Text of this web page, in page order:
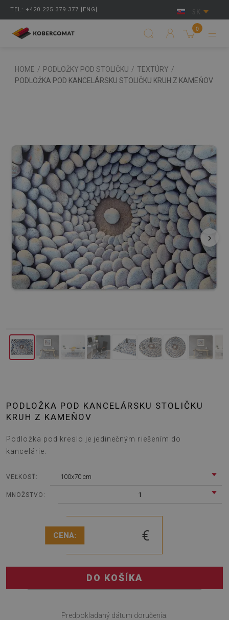
TEL: +420 225 379 377 [ENG] SK
0
HOME / PODLOŽKY POD STOLIČKU / TEXTÚRY /
PODLOŽKA POD KANCELÁRSKU STOLIČKU KRUH Z KAMEŇOV
‹ ›
PODLOŽKA POD KANCELÁRSKU STOLIČKU
KRUH Z KAMEŇOV
Podložka pod kreslo je jedinečným riešením do
kancelárie.
VEĽKOSŤ: 100x70 cm
MNOŽSTVO: 1
CENA: €
DO KOŠÍKA
Predpokladaný dátum doručenia: